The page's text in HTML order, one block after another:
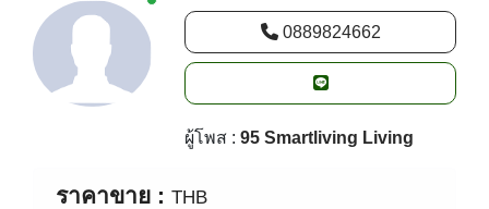
New alerts
0889824662
ผู้โพส :95 Smartliving Living
ราคาขาย : THB